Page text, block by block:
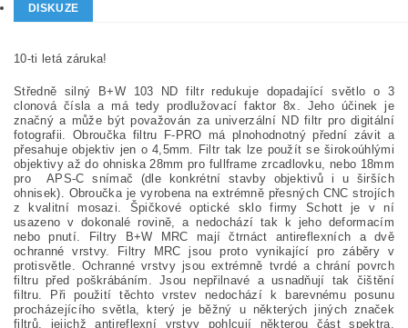
DISKUZE
10-ti letá záruka!
Středně silný B+W 103 ND filtr redukuje dopadající světlo o 3
clonová čísla a má tedy prodlužovací faktor 8x. Jeho účinek je
značný a může být považován za univerzální ND filtr pro digitální
fotografii. Obroučka filtru F-PRO má plnohodnotný přední závit a
přesahuje objektiv jen o 4,5mm. Filtr tak lze použít se širokoúhlými
objektivy až do ohniska 28mm pro fullframe zrcadlovku, nebo 18mm
pro APS-C snímač (dle konkrétní stavby objektivů i u širších
ohnisek). Obroučka je vyrobena na extrémně přesných CNC strojích
z kvalitní mosazi. Špičkové optické sklo firmy Schott je v ní
usazeno v dokonalé rovině, a nedochází tak k jeho deformacím
nebo pnutí. Filtry B+W MRC mají čtrnáct antireflexních a dvě
ochranné vrstvy. Filtry MRC jsou proto vynikající pro záběry v
protisvětle. Ochranné vrstvy jsou extrémně tvrdé a chrání povrch
filtru před poškrábáním. Jsou nepřilnavé a usnadňují tak čištění
filtru. Při použití těchto vrstev nedochází k barevnému posunu
procházejícího světla, který je běžný u některých jiných značek
filtrů, jejichž antireflexní vrstvy pohlcují některou část spektra.